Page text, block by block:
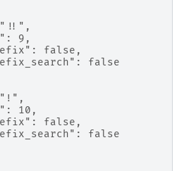
9,
false,
false
10,
false,
false